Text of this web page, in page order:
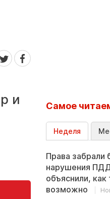
и Самое
Неделя
Права забрали
нарушения
объяснили, как
возможно